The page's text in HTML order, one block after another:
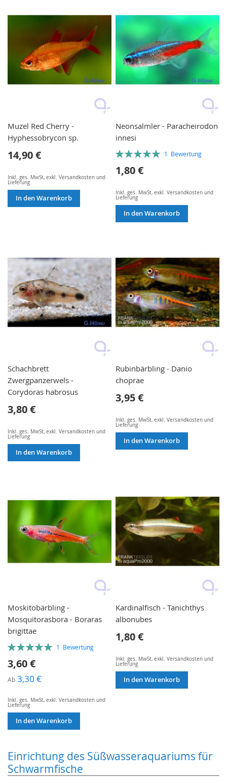
Muzel Red Cherry -
Hyphessobrycon sp.
14,90 €
Inkl. ges. MwSt, exkl. Versandkosten und
Lieferung
In den Warenkorb
Neonsalmler - Paracheirodon
innesi
Bewertung: 1 Bewertung
1,80 €
Inkl. ges. MwSt,exkl.Versandkosten und
Lieferung
In den Warenkorb
Schachbrett
Zwergpanzerwels -
Corydoras habrosus
3,80 €
Inkl. ges. MwSt, exkl. Versandkosten und
Lieferung
In den Warenkorb
Rubinbärbling - Danio
choprae
3,95 €
Inkl. ges. MwSt,exkl.Versandkosten und
Lieferung
In den Warenkorb
Moskitobärbling -
Mosquitorasbora - Boraras
brigittae
Bewertung: 1 Bewertung
3,60 €
Ab 3,30 €
Inkl. ges. MwSt, exkl. Versandkosten und
Lieferung
In den Warenkorb
Kardinalfisch - Tanichthys
albonubes
1,80 €
Inkl. ges. MwSt,exkl.Versandkosten und
Lieferung
In den Warenkorb
Einrichtung des Süßwasseraquariums für
Schwarmfische